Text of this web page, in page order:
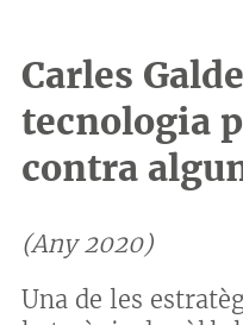
Carles
tecnologia
contra
(Any 2020)
Una de les